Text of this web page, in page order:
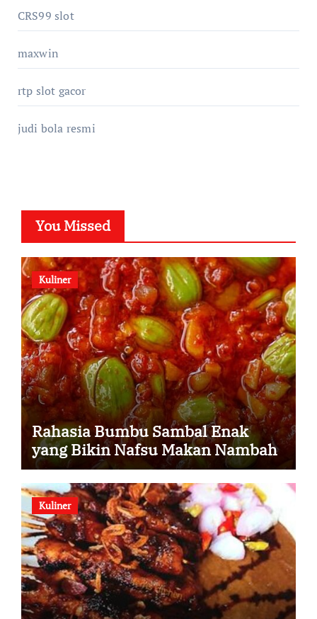
CRS99 slot
maxwin
rtp slot gacor
judi bola resmi
You Missed
Kuliner
Rahasia Bumbu Sambal Enak
yang Bikin Nafsu Makan Nambah
Kuliner